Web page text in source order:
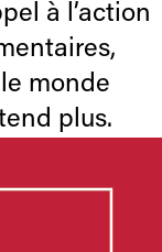
à l’action
monde
plus.